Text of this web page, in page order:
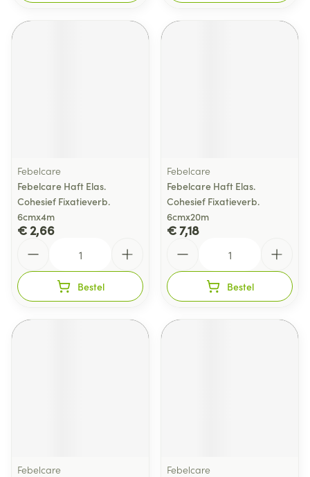
Febelcare
Febelcare Haft Elas.
Cohesief Fixatieverb.
6cmx4m
€ 2,66
Bestel
Febelcare
Febelcare Haft Elas.
Cohesief Fixatieverb.
6cmx20m
€ 7,18
Bestel
Febelcare
Febelcare